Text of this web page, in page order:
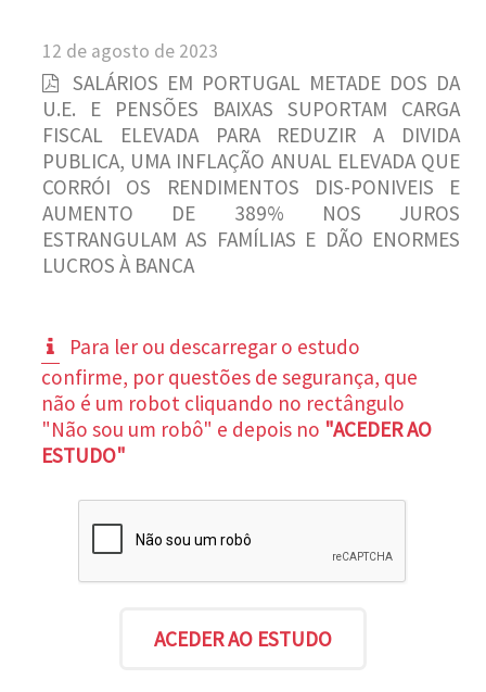
12 de agosto de 2023
SALÁRIOS EM PORTUGAL METADE DOS DA
U.E. E PENSÕES BAIXAS SUPORTAM CARGA
FISCAL ELEVADA PARA REDUZIR A DIVIDA
PUBLICA, UMA INFLAÇÃO ANUAL ELEVADA QUE
CORRÓI OS RENDIMENTOS DIS-PONIVEIS E
AUMENTO DE 389% NOS JUROS
ESTRANGULAM AS FAMÍLIAS E DÃO ENORMES
LUCROS À BANCA
Para ler ou descarregar o estudo
confirme, por questões de segurança, que
não é um robot cliquando no rectângulo
"Não sou um robô" e depois no "ACEDER AO
ESTUDO"